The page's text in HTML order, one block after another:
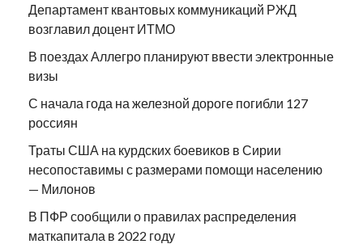
Департамент квантовых коммуникаций РЖД
возглавил доцент ИТМО
В поездах Аллегро планируют ввести электронные
визы
С начала года на железной дороге погибли 127
россиян
Траты США на курдских боевиков в Сирии
несопоставимы с размерами помощи населению
— Милонов
В ПФР сообщили о правилах распределения
маткапитала в 2022 году